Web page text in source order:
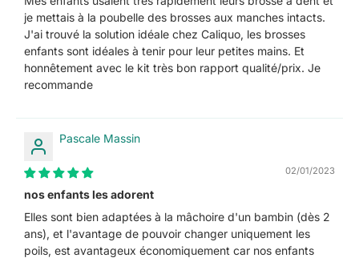
je mettais à la poubelle des brosses aux manches intacts.
J'ai trouvé la solution idéale chez Caliquo, les brosses
enfants sont idéales à tenir pour leur petites mains. Et
honnêtement avec le kit très bon rapport qualité/prix. Je
recommande
Pascale Massin
02/01/2023
nos enfants les adorent
Elles sont bien adaptées à la mâchoire d'un bambin (dès 2
ans), et l'avantage de pouvoir changer uniquement les
poils, est avantageux économiquement car nos enfants